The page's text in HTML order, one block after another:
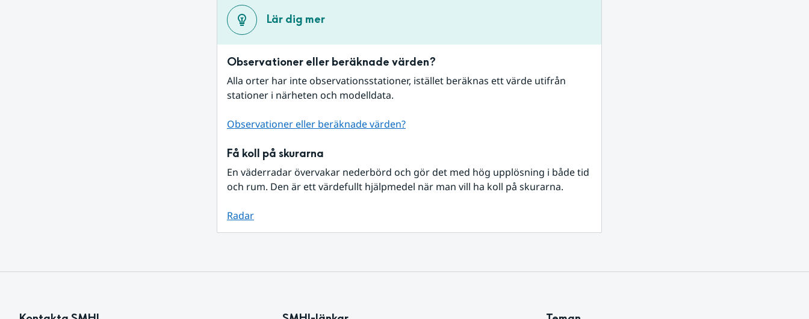
Lär dig mer
Observationer eller beräknade värden?
Alla orter har inte observationsstationer, istället beräknas ett värde utifrån
stationer i närheten och modelldata.
Observationer eller beräknade värden?
Få koll på skurarna
En väderradar övervakar nederbörd och gör det med hög upplösning i både tid
och rum. Den är ett värdefullt hjälpmedel när man vill ha koll på skurarna.
Radar